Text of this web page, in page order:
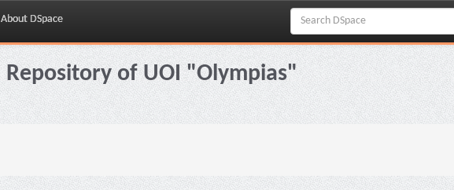
About DSpace
Repository of UOI "Olympias"